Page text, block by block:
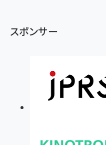
スポンサー